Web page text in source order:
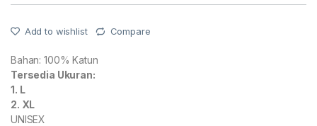
Add to wishlist Compare
Bahan: 100% Katun
Tersedia Ukuran:
1. L
2. XL
UNISEX